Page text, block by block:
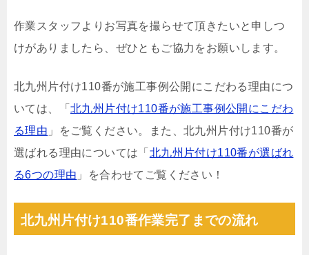
作業スタッフよりお写真を撮らせて頂きたいと申しつ
けがありましたら、ぜひともご協力をお願いします。
北九州片付け110番が施工事例公開にこだわる理由につ
いては、「 北九州片付け110番が施工事例公開にこだわ
る理由 」をご覧ください。また、北九州片付け110番が
選ばれる理由については「 北九州片付け110番が選ばれ
る6つの理由 」を合わせてご覧ください！
北九州片付け110番作業完了までの流れ